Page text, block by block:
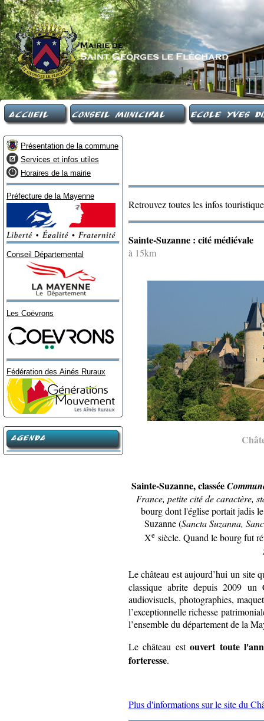
Accueil Conseil Municipal Ecole Yves
Présentation de la commune
Services et infos utiles
Horaires de la mairie
Préfecture de la Mayenne
Conseil Départemental
Les Coëvrons
Fédération des Ainés Ruraux
AGENDA
Retrouvez toutes les infos
Sainte-Suzanne : cité médiévale
à 15km
Sainte-Suzanne, classée
France, petite cité de caractère,
bourg dont l'église portait jadis
Suzanne (Sancta Suzanna,
Xe siècle. Quand le bourg fut
Le château est aujourd’hui un site
classique abrite depuis 2009 un
audiovisuels, photographies,
l’exceptionnelle richesse
l’ensemble du département de la
Le château estouvert toute
forteresse.
Plus d'informations sur le site du